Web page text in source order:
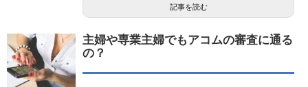
記事を読む
主婦や専業主婦でもアコムの審査に通る
の？